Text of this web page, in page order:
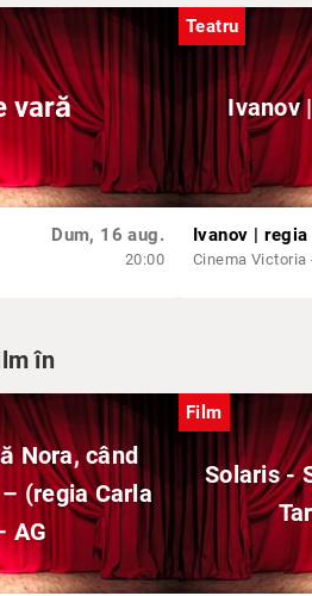
vară
Dum, 16 aug.
20:00
Teatru
Ivanov
Ivanov |
Cinema Victoria
în
Nora, când
(regia Carla
AG
Film
Solaris -